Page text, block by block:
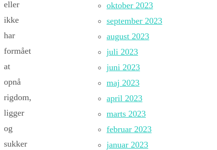
eller
ikke
har
formået
at
opnå
rigdom,
ligger
og
sukker
oktober 2023
september 2023
august 2023
juli 2023
juni 2023
maj 2023
april 2023
marts 2023
februar 2023
januar 2023